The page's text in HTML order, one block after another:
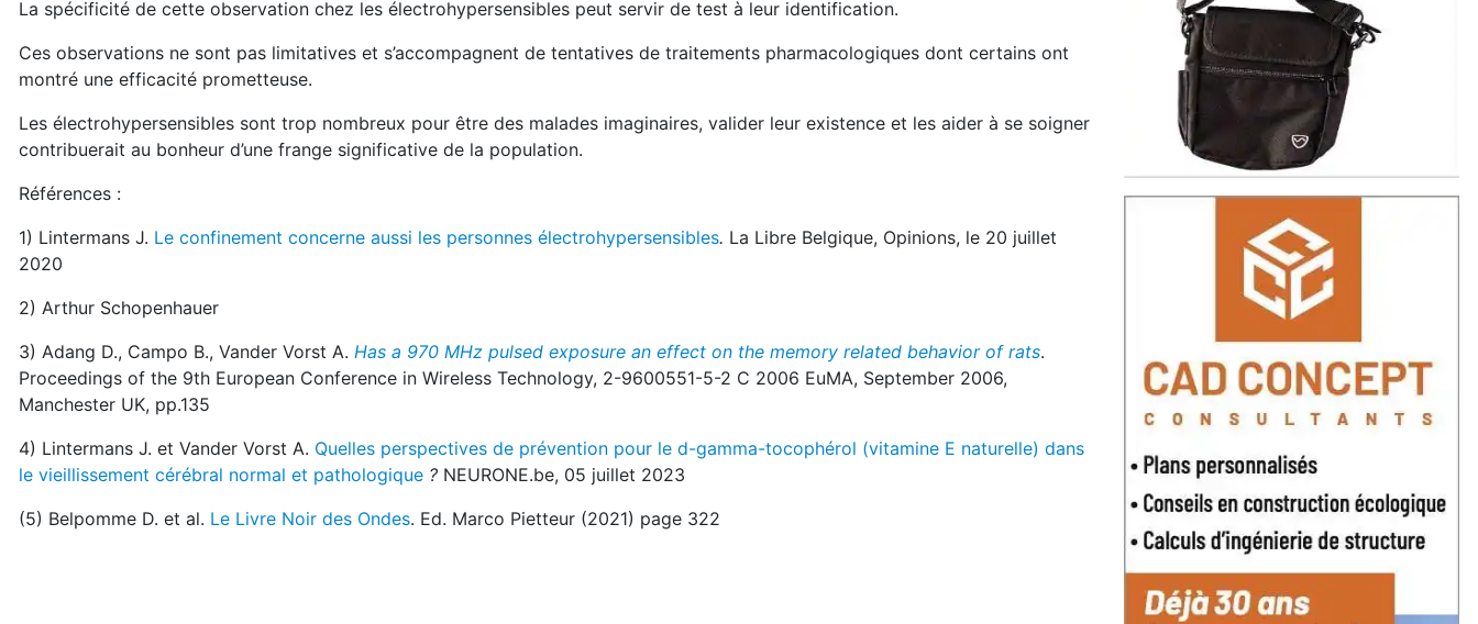
La spécificité de cette observation chez les électrohypersensibles peut servir de test à leur identification.
Ces observations ne sont pas limitatives et s’accompagnent de tentatives de traitements pharmacologiques dont certains ont
montré une efficacité prometteuse.
Les électrohypersensibles sont trop nombreux pour être des malades imaginaires, valider leur existence et les aider à se soigner
contribuerait au bonheur d’une frange significative de la population.
Références :
1) Lintermans J. Le confinement concerne aussi les personnes électrohypersensibles. La Libre Belgique, Opinions, le 20 juillet
2020
2) Arthur Schopenhauer
3) Adang D., Campo B., Vander Vorst A. Has a 970 MHz pulsed exposure an effect on the memory related behavior of rats.
Proceedings of the 9th European Conference in Wireless Technology, 2-9600551-5-2 C 2006 EuMA, September 2006,
Manchester UK, pp.135
4) Lintermans J. et Vander Vorst A. Quelles perspectives de prévention pour le d-gamma-tocophérol (vitamine E naturelle) dans
le vieillissement cérébral normal et pathologique ? NEURONE.be, 05 juillet 2023
(5) Belpomme D. et al. Le Livre Noir des Ondes. Ed. Marco Pietteur (2021) page 322